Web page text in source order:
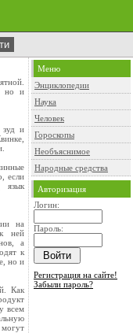
но и
зуд и
если
язык
на
ней
а
к
но и
Как
всем
Меню
Энциклопедии
Наука
Человек
Гороскопы
Необъяснимое
Народные средства
Авторизация
Логин:
Пароль:
Регистрация на сайте!
Забыли пароль?